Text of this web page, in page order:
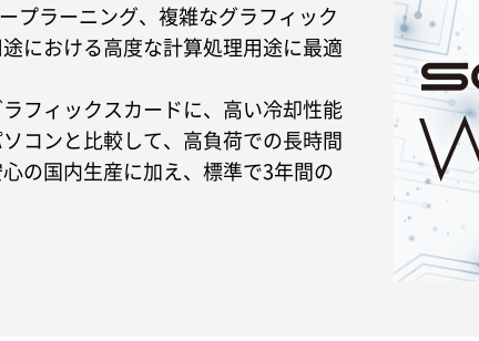
ラーニング、複雑なグラフィック
における高度な計算処理用途に最適
フィックスカードに、高い冷却性能
コンと比較して、高負荷での長時間
の国内生産に加え、標準で3年間の